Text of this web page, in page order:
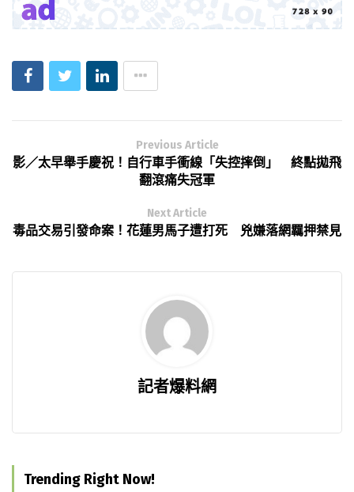
Previous Article
影／太早舉手慶祝！自行車手衝線「失控摔倒」 終點拋飛
翻滾痛失冠軍
Next Article
毒品交易引發命案！花蓮男馬子遭打死 兇嫌落網羈押禁見
記者爆料網
Trending Right Now!